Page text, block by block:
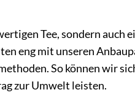
Tee, sondern auch
eng mit unseren
So können wir
zur Umwelt leisten.